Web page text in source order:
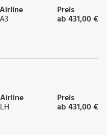
Airline
A3
Preis
ab 431,00 €
Airline
LH
Preis
ab 431,00 €